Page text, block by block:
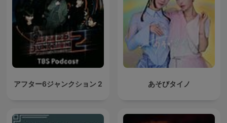
アフター6ジャンクション 2 あそびタイノ